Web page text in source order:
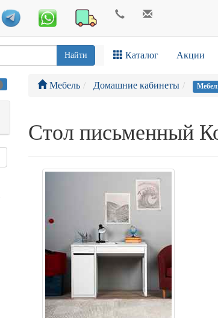
Найти Каталог Акции
Мебель Домашние кабинеты
Стол письменный